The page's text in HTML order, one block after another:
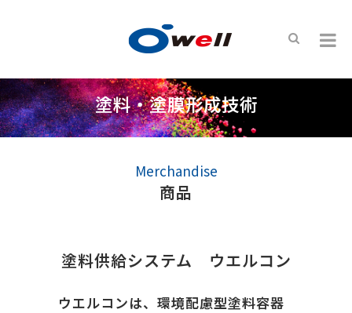
塗料・塗膜形成技術
Merchandise
商品
塗料供給システム ウエルコン
ウエルコンは、環境配慮型塗料容器